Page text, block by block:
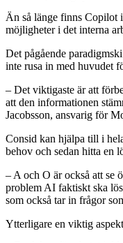
Än så länge finns Copilot
möjligheter i det interna
Det pågående
inte rusa in med huvudet
– Det viktigaste är att
att den informationen
Jacobsson, ansvarig för
Consid kan hjälpa till i
behov och sedan hitta en
– A och O är också att se
problem AI faktiskt ska
som också tar in frågor
Ytterligare en viktig